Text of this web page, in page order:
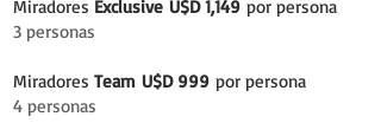
Miradores Exclusive U$D 1,149 por persona
3 personas
Miradores Team U$D 999 por persona
4 personas